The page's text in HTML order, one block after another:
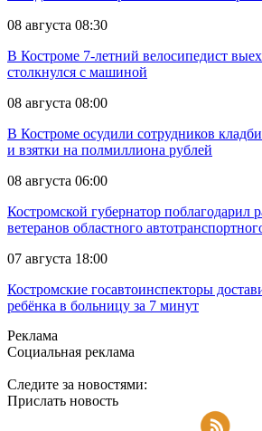
08 августа 08:30
В Костроме 7-летний велосипедист
столкнулся с машиной
08 августа 08:00
В Костроме осудили сотрудников
и взятки на полмиллиона рублей
08 августа 06:00
Костромской губернатор поблагодарил
ветеранов областного
07 августа 18:00
Костромские госавтоинспекторы
ребёнка в больницу за 7 минут
Реклама
Социальная реклама
Следите за новостями:
Прислать новость